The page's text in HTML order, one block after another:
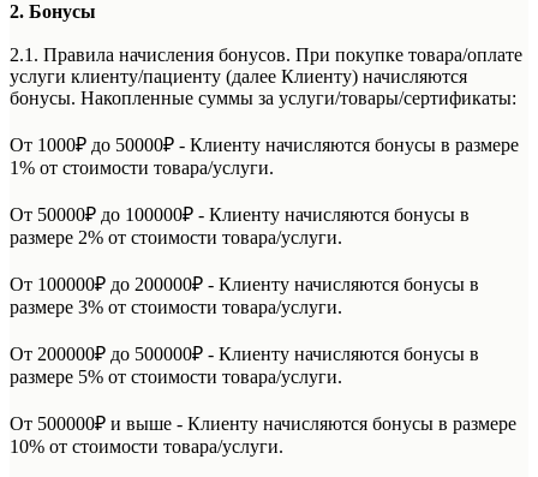
2. Бонусы
2.1. Правила начисления бонусов. При покупке товара/оплате
услуги клиенту/пациенту (далее Клиенту) начисляются
бонусы. Накопленные суммы за услуги/товары/сертификаты:
От 1000₽ до 50000₽ - Клиенту начисляются бонусы в размере
1% от стоимости товара/услуги.
От 50000₽ до 100000₽ - Клиенту начисляются бонусы в
размере 2% от стоимости товара/услуги.
От 100000₽ до 200000₽ - Клиенту начисляются бонусы в
размере 3% от стоимости товара/услуги.
От 200000₽ до 500000₽ - Клиенту начисляются бонусы в
размере 5% от стоимости товара/услуги.
От 500000₽ и выше - Клиенту начисляются бонусы в размере
10% от стоимости товара/услуги.